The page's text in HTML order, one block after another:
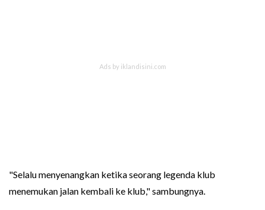
"Selalu menyenangkan ketika seorang legenda klub
menemukan jalan kembali ke klub," sambungnya.